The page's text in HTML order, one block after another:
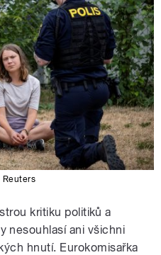
Reuters
kritiku politiků a
nesouhlasí ani všichni
hnutí. Eurokomisařka